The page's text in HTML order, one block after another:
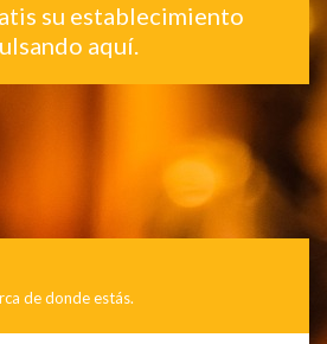
su establecimiento
aquí.
de donde estás.